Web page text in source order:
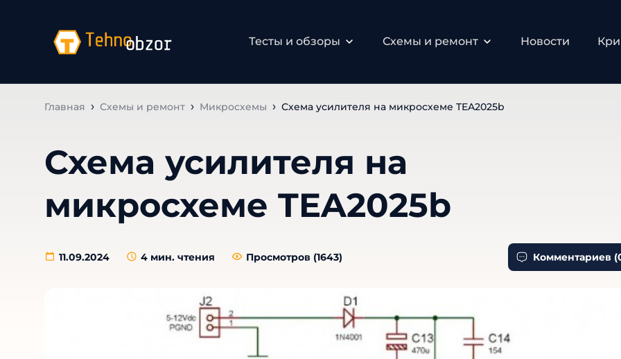
Тесты и обзоры Схемы и ремонт Новости
Главная Схемы и ремонт Микросхемы Схема усилителя на микросхеме TEA2025b
Схема усилителя на
микросхеме TEA2025b
11.09.2024 4 мин. чтения Просмотров (1643) Комментариев